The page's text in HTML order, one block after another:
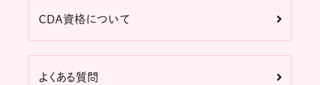
CDA資格について
よくある質問